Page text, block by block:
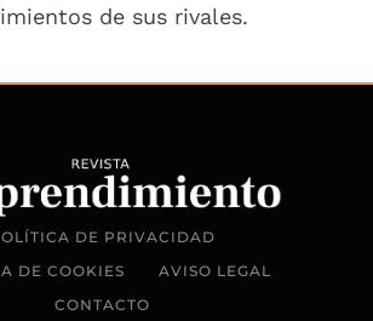
de sus rivales.
DE PRIVACIDAD
DE COOKIES
AVISO LEGAL
CONTACTO